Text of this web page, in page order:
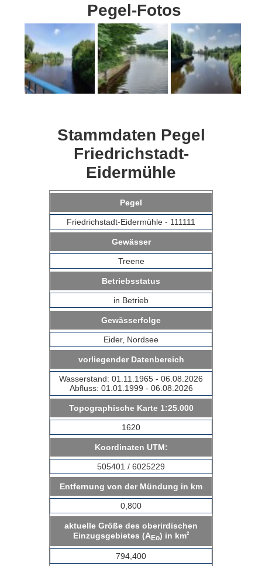
Pegel-Fotos
Stammdaten Pegel
Friedrichstadt-
Eidermühle
Pegel
Friedrichstadt-Eidermühle - 111111
Gewässer
Treene
Betriebsstatus
in Betrieb
Gewässerfolge
Eider, Nordsee
vorliegender Datenbereich
Wasserstand: 01.11.1965 - 06.08.2026
Abfluss: 01.01.1999 - 06.08.2026
Topographische Karte 1:25.000
1620
Koordinaten UTM:
505401 / 6025229
Entfernung von der Mündung in km
0,800
aktuelle Größe des oberirdischen
Einzugsgebietes (AEo) in km2
794,400